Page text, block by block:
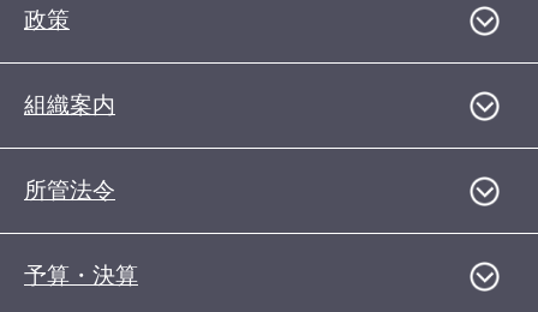
政策
組織案内
所管法令
予算・決算